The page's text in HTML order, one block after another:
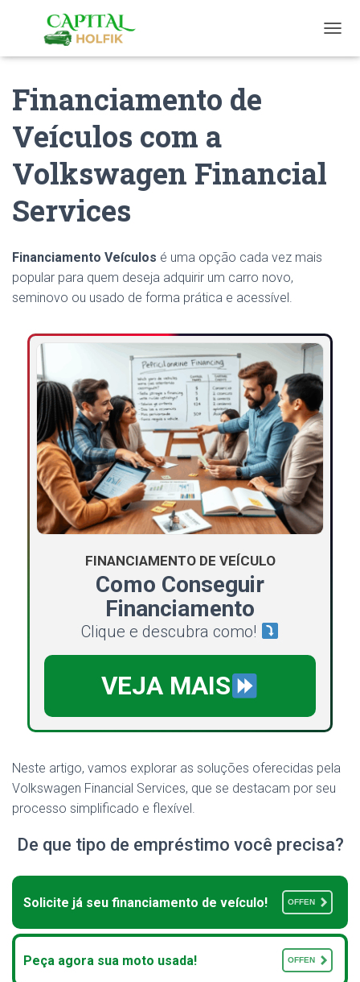
O
Financiamento de
Veículos com a
Volkswagen Financial
Services
Financiamento Veículos é uma opção cada vez mais
popular para quem deseja adquirir um carro novo,
seminovo ou usado de forma prática e acessível.
FINANCIAMENTO DE VEÍCULO
Como Conseguir
Financiamento
Clique e descubra como!
VEJA MAIS
Neste artigo, vamos explorar as soluções oferecidas pela
Volkswagen Financial Services, que se destacam por seu
processo simplificado e flexível.
De que tipo de empréstimo você precisa?
Solicite já seu financiamento de veículo! OFFEN
Peça agora sua moto usada! OFFEN